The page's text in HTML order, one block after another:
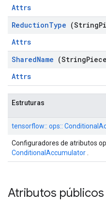
Attrs
ReductionType (String
Attrs
SharedName (String
Attrs
Estruturas
tensorflow:: ops::
Configuradores de atributos
ConditionalAccumulator
Atributos públicos